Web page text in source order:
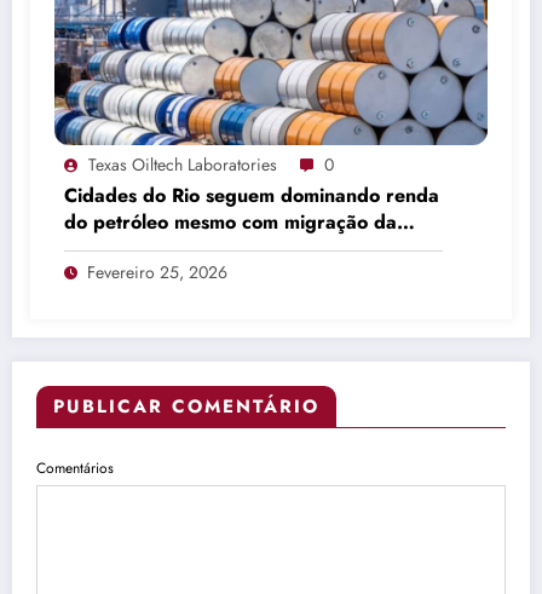
Texas Oiltech Laboratories 0
Cidades do Rio seguem dominando renda
do petróleo mesmo com migração da
produção
Fevereiro 25, 2026
PUBLICAR COMENTÁRIO
Comentários